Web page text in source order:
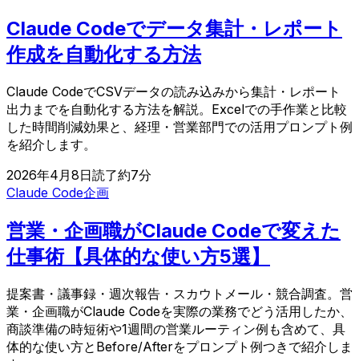
Claude Codeでデータ集計・レポート
作成を自動化する方法
Claude CodeでCSVデータの読み込みから集計・レポート
出力までを自動化する方法を解説。Excelでの手作業と比較
した時間削減効果と、経理・営業部門での活用プロンプト例
を紹介します。
2026年4月8日読了約7分
Claude Code企画
営業・企画職がClaude Codeで変えた
仕事術【具体的な使い方5選】
提案書・議事録・週次報告・スカウトメール・競合調査。営
業・企画職がClaude Codeを実際の業務でどう活用したか、
商談準備の時短術や1週間の営業ルーティン例も含めて、具
体的な使い方とBefore/Afterをプロンプト例つきで紹介しま